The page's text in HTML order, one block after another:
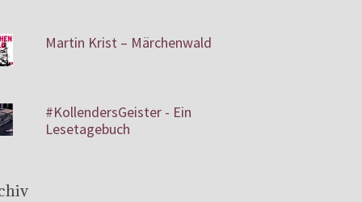
Martin Krist – Märchenwald
#KollendersGeister - Ein
Lesetagebuch